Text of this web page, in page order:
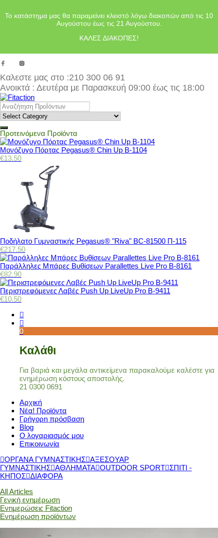
Το κατάστημα μας θα παραμείνει κλειστό λόγω διακοπών από τις 10
Αυγούστου έως τις 21 Αυγούστου.
ΚΑΛΕΣ ΔΙΑΚΟΠΕΣ!
Καλεστε μας στο :210 300 06 91
Ανοικτά : Δευτέρα με Παρασκευή 09:00 έως τις 18:00
Προτεινόμενα Προϊόντα
Μονόζυγο Πόρτας Pegasus® Chin Up Β-1104
€13.50
Ποδήλατο Γυμναστικής Pegasus® "Riva" BC-81500 Π-115
€217.50
Παράλληλες Μπάρες Βυθίσεων Parallettes Live Pro Β-8161
€82.90
Περιστρεφόμενες Λαβές Push Up LiveUp Pro Β-9411
€10.50
0
Καλάθι
Για βαριά και μεγάλα αντικείμενα παρακαλούμε καλέστε για
ενημέρωση κόστους αποστολής.
21 0300 0691
Αρχική
Νέα! Προϊόντα
Γρήγορη πρόσβαση
Blog
Ο λογαριασμός μου
Επικοινωνία
ΟΡΓΑΝΑ ΓΥΜΝΑΣΤΙΚΗΣ ΑΞΕΣΟΥΑΡ
ΓΥΜΝΑΣΤΙΚΗΣ ΑΘΛΗΜΑΤΑ OUTDOOR SPORT ΣΠΙΤΙ -
ΚΗΠΟΣ ΔΙΑΦΟΡΑ
All Articles
Γενική ενημέρωση
Ενημερώσεις Fitaction
Ενημέρωση προϊόντων